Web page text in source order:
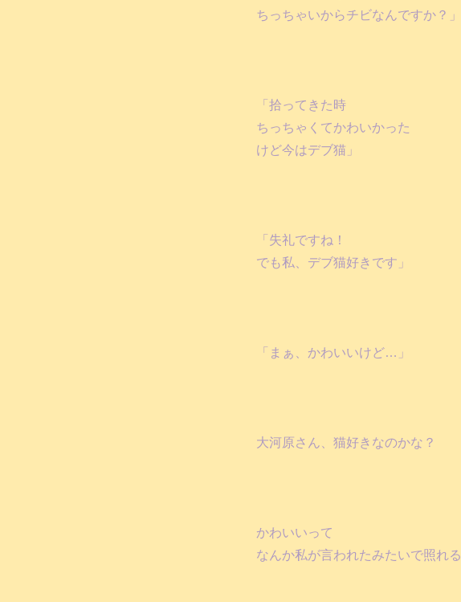
ちっちゃいからチビなんですか？」
「拾ってきた時
ちっちゃくてかわいかった
けど今はデブ猫」
「失礼ですね！
でも私、デブ猫好きです」
「まぁ、かわいいけど…」
大河原さん、猫好きなのかな？
かわいいって
なんか私が言われたみたいで照れる